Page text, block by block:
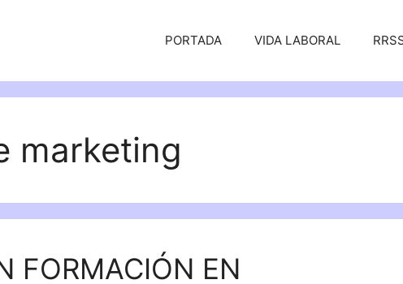
PORTADA VIDA LABORAL
marketing
FORMACIÓN EN